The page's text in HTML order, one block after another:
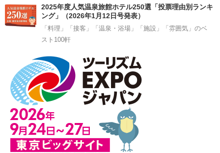
2025年度人気温泉旅館ホテル250選「投票理由別ランキ
ング」（2026年1月12日号発表）
「料理」「接客」「温泉・浴場」「施設」「雰囲気」のベ
スト100軒